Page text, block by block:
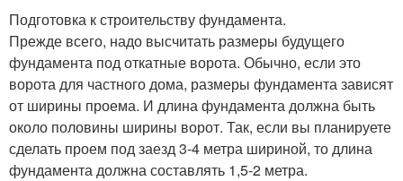
Подготовка к строительству фундамента.
Прежде всего, надо высчитать размеры будущего
фундамента под откатные ворота. Обычно, если это
ворота для частного дома, размеры фундамента зависят
от ширины проема. И длина фундамента должна быть
около половины ширины ворот. Так, если вы планируете
сделать проем под заезд 3-4 метра шириной, то длина
фундамента должна составлять 1,5-2 метра.